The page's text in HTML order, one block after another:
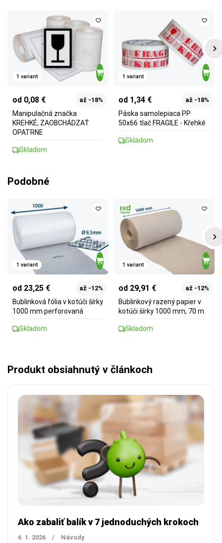
1 variant
od 0,08 € až -18%
Manipulačná značka
KREHKÉ, ZAOBCHÁDZAŤ
OPATRNE
Skladom
1 variant
od 1,34 € až -18%
Páska samolepiaca PP
50x66 tlač FRAGILE - Křehké
Skladom
Podobné
1 variant
od 23,25 € až -12%
Bublinková fólia v kotúči šírky
1000 mm perforovaná
Skladom
1 variant
od 29,91 € až -12%
Bublinkový razený papier v
kotúči šírky 1000 mm, 70 m
Skladom
Produkt obsiahnutý v článkoch
Ako zabaliť balík v 7 jednoduchých krokoch
6. 1. 2026 / Návody